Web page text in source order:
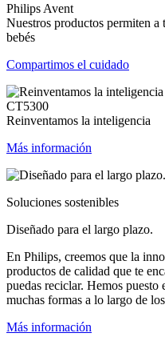
Philips Avent
Nuestros productos permiten
bebés
Compartimos el cuidado
CT5300
Reinventamos la inteligencia
Más información
Soluciones sostenibles
Diseñado para el largo plazo.
En Philips, creemos que la
productos de calidad que te
puedas reciclar. Hemos puesto
muchas formas a lo largo de
Más información